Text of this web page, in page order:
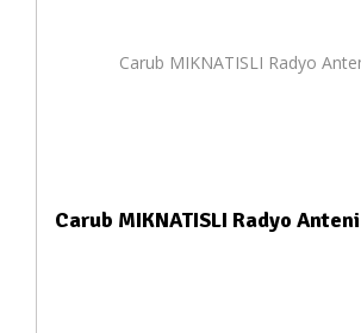
Carub MIKNATISLI Radyo